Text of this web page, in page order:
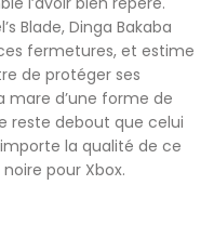
Blade, Dinga Bakaba
fermetures, et estime
de protéger ses
mare d’une forme de
reste debout que celui
la qualité de ce
pour Xbox.